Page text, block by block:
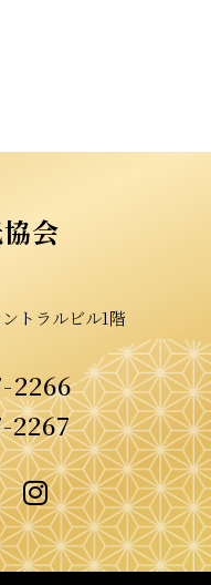
会
トラルビル1階
2266
2267